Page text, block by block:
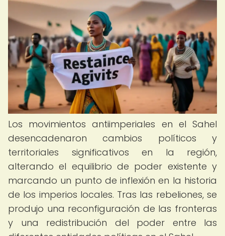
Los movimientos antiimperiales en el Sahel
desencadenaron cambios políticos y
territoriales significativos en la región,
alterando el equilibrio de poder existente y
marcando un punto de inflexión en la historia
de los imperios locales. Tras las rebeliones, se
produjo una reconfiguración de las fronteras
y una redistribución del poder entre las